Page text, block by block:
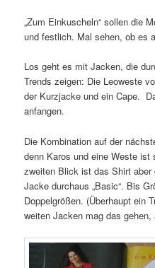
„Zum Einkuscheln“ sollen die
und festlich. Mal sehen, ob es
Los geht es mit Jacken, die
Trends zeigen: Die Leoweste
der Kurzjacke und ein Cape.
anfangen.
Die Kombination auf der
denn Karos und eine Weste
zweiten Blick ist das Shirt
Jacke durchaus „Basic“. Bis
Doppelgrößen. (Überhaupt ein
weiten Jacken mag das gehen,